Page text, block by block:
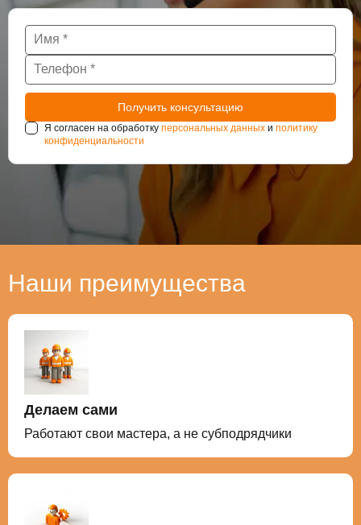
Я согласен на обработку персональных данных и политику
конфиденциальности
Наши преимущества
Делаем сами
Работают свои мастера, а не субподрядчики